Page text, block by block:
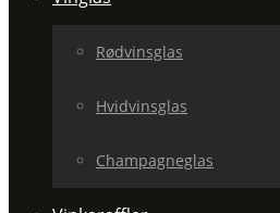
Rødvinsglas
Hvidvinsglas
Champagneglas